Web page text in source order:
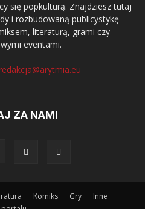
się popkulturą. Znajdziesz tutaj
i rozbudowaną publicystykę
literaturą, grami czy
eventami.
ZA NAMI
Komiks Gry
Inne